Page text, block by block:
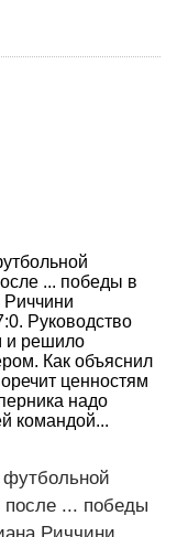
... победы в
Руководство
и решило
Как объяснил
ценностям
надо
командой...
после ... победы
Риччини